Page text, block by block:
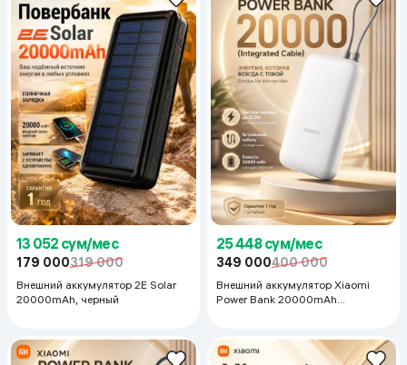
13 052 сум/мес
179 000319 000
Внешний аккумулятор 2E Solar
20000mAh, черный
25 448 сум/мес
349 000400 000
Внешний аккумулятор Xiaomi
Power Bank 20000mAh